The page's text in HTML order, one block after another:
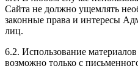
Сайта не должно ущемлять
законные права и интересы
лиц.
6.2. Использование
возможно только с